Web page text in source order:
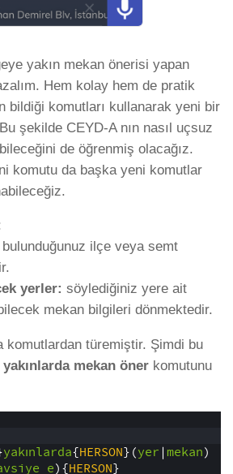
yakın mekan önerisi yapan
Hem kolay hem de pratik
bildiği komutları kullanarak yeni bir
şekilde CEYD-A nın nasıl uçsuz
de öğrenmiş olacağız.
komutu da başka yeni komutlar
bulunduğunuz ilçe veya semt
yerler: söylediğiniz yere ait
mekan bilgileri dönmektedir.
komutlardan türemiştir. Şimdi bu
yakınlarda mekan öner komutunu
yakınlarda{HERSON}(yer | mekan)
e){HERSON}